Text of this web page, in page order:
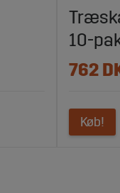
10-
762
Køb!